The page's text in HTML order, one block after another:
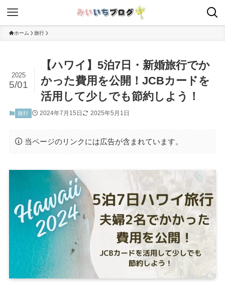
ホーム 旅行
【ハワイ】5泊7日・新婚旅行でか
かった費用を公開！JCBカードを
活用して少しでも節約しよう！
2025
5/01
旅行 2024年7月15日 2025年5月1日
当ページのリンクには広告が含まれています。